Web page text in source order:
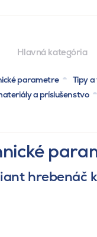
Hlavná kategória
parametre
Tipy
a príslušenstvo
hrebenáč